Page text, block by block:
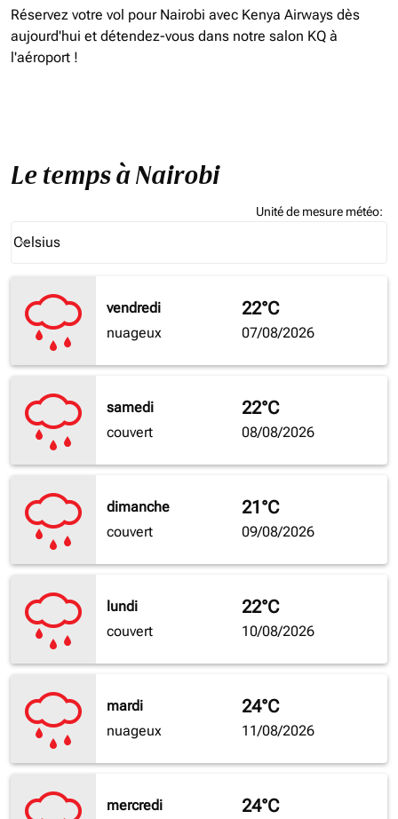
Réservez votre vol pour Nairobi avec Kenya Airways dès
aujourd'hui et détendez-vous dans notre salon KQ à
l'aéroport !
Le temps à Nairobi
Unité de mesure météo:
Celsius
keyboard_arrow_down
vendredi
nuageux
22°C
07/08/2026
samedi
couvert
22°C
08/08/2026
dimanche
couvert
21°C
09/08/2026
lundi
couvert
22°C
10/08/2026
mardi
nuageux
24°C
11/08/2026
mercredi
24°C